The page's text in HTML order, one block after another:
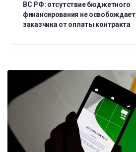
ВС РФ: отсутствие бюджетного
финансирования не освобождает
заказчика от оплаты контракта